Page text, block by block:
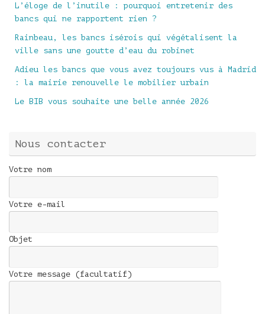
L’éloge de l’inutile : pourquoi entretenir des
bancs qui ne rapportent rien ?
Rainbeau, les bancs isérois qui végétalisent la
ville sans une goutte d’eau du robinet
Adieu les bancs que vous avez toujours vus à Madrid
: la mairie renouvelle le mobilier urbain
Le BIB vous souhaite une belle année 2026
Nous contacter
Votre nom
Votre e-mail
Objet
Votre message (facultatif)